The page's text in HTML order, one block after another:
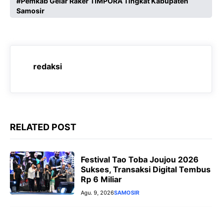
c
e
o
a
t
A
p
l
e
r
a
s
s
n
r
Samosir
redaksi
RELATED POST
Festival Tao Toba Joujou 2026
Sukses, Transaksi Digital Tembus
Rp 6 Miliar
Agu. 9, 2026SAMOSIR